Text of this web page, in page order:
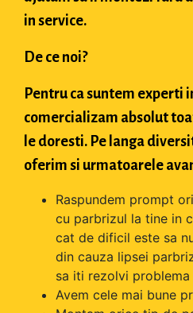
in service.
De ce noi?
Pentru ca suntem experti
comercializam absolut
le doresti. Pe langa
oferim si urmatoarele
Raspundem prompt
cu parbrizul la tine in
cat de dificil este sa
din cauza lipsei
sa iti rezolvi
Avem cele mai bune